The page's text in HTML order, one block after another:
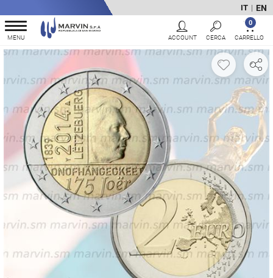
IT | EN
0